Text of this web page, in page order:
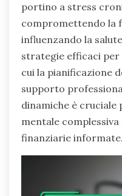
portino a stress
compromettendo la
influenzando la
strategie efficaci
cui la pianificazione
supporto
dinamiche è
mentale
finanziarie informate.